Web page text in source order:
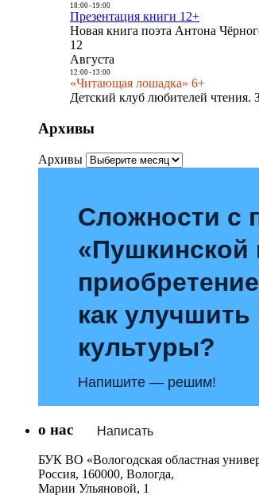
18:00- 19:00
Презентация книги 12+
Новая книга поэта Антона
12
Августа
12:00- 13:00
«Читающая лошадка» 6+
Детский клуб любителей чтения.
Архивы
Архивы
Сложности с
«Пушкинской
как
культуры?
Напишите — решим!
Написать
о нас
БУК ВО «Вологодская областная
Россия, 160000, Вологда,
Марии Ульяновой, 1